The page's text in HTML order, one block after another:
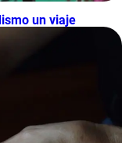
un viaje